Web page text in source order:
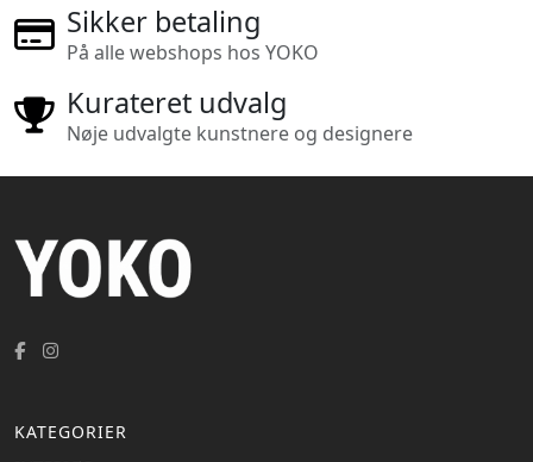
Sikker betaling
På alle webshops hos YOKO
Kurateret udvalg
Nøje udvalgte kunstnere og designere
KATEGORIER